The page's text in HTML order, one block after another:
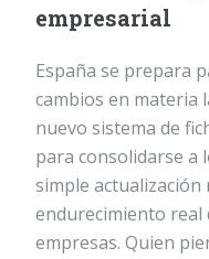
empresarial
España se prepara
cambios en materia
nuevo sistema de
para consolidarse a
simple actualización
endurecimiento real
empresas. Quien